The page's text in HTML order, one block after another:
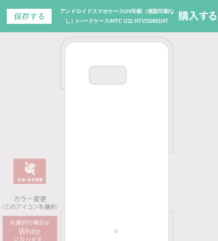
アンドロイドスマホケースUV印刷（側面印刷な
し）/ハードケース/HTC U11 HTV33/601HT